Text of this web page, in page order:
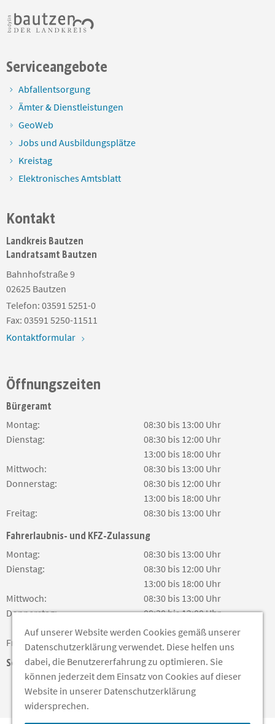
Kontakt
Landkreis Bautzen
Landratsamt Bautzen
Bahnhofstraße 9
02625 Bautzen
Telefon: 03591 5251-0
Fax: 03591 5250-11511
Kontaktformular
Soziale Medien
Serviceangebote
Abfallentsorgung
Ämter & Dienstleistungen
GeoWeb
Jobs und Ausbildungsplätze
Kreistag
Elektronisches Amtsblatt
Öffnungszeiten
Bürgeramt
Montag:
08:30 bis 13:00 Uhr
Dienstag:
08:30 bis 12:00 Uhr
13:00 bis 18:00 Uhr
Mittwoch:
08:30 bis 13:00 Uhr
Donnerstag:
08:30 bis 12:00 Uhr
13:00 bis 18:00 Uhr
Freitag:
08:30 bis 13:00 Uhr
Fahrerlaubnis- und KFZ-Zulassung
Montag:
08:30 bis 13:00 Uhr
Dienstag:
08:30 bis 12:00 Uhr
13:00 bis 18:00 Uhr
Mittwoch:
08:30 bis 13:00 Uhr
Donnerstag:
08:30 bis 12:00 Uhr
13:00 bis 18:00 Uhr
Freitag:
08:30 bis 13:00 Uhr
Auf unserer Website werden Cookies gemäß unserer
Datenschutzerklärung verwendet. Diese helfen uns
dabei, die Benutzererfahrung zu optimieren. Sie
können jederzeit dem Einsatz von Cookies auf dieser
Website in unserer Datenschutzerklärung
widersprechen.